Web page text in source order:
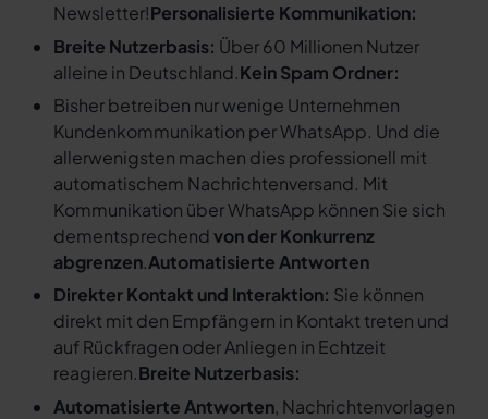
Newsletter!Personalisierte Kommunikation:
Breite Nutzerbasis: Über 60 Millionen Nutzer
alleine in Deutschland.Kein Spam Ordner:
Bisher betreiben nur wenige Unternehmen
Kundenkommunikation per WhatsApp. Und die
allerwenigsten machen dies professionell mit
automatischem Nachrichtenversand. Mit
Kommunikation über WhatsApp können Sie sich
dementsprechendvon der Konkurrenz
abgrenzen.Automatisierte Antworten
Direkter Kontakt und Interaktion: Sie können
direkt mit den Empfängern in Kontakt treten und
auf Rückfragen oder Anliegen in Echtzeit
reagieren.Breite Nutzerbasis:
Automatisierte Antworten, Nachrichtenvorlagen